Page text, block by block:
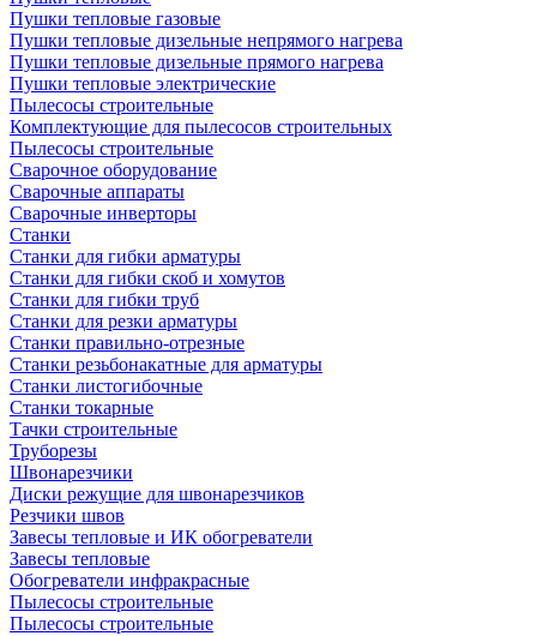
Пушки тепловые газовые
Пушки тепловые дизельные непрямого нагрева
Пушки тепловые дизельные прямого нагрева
Пушки тепловые электрические
Пылесосы строительные
Комплектующие для пылесосов строительных
Пылесосы строительные
Сварочное оборудование
Сварочные аппараты
Сварочные инверторы
Станки
Станки для гибки арматуры
Станки для гибки скоб и хомутов
Станки для гибки труб
Станки для резки арматуры
Станки правильно-отрезные
Станки резьбонакатные для арматуры
Станки листогибочные
Станки токарные
Тачки строительные
Труборезы
Швонарезчики
Диски режущие для швонарезчиков
Резчики швов
Завесы тепловые и ИК обогреватели
Завесы тепловые
Обогреватели инфракрасные
Пылесосы строительные
Пылесосы строительные